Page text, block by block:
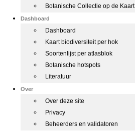
Botanische Collectie op de Kaart
Dashboard
Dashboard
Kaart biodiversiteit per hok
Soortenlijst per atlasblok
Botanische hotspots
Literatuur
Over
Over deze site
Privacy
Beheerders en validatoren